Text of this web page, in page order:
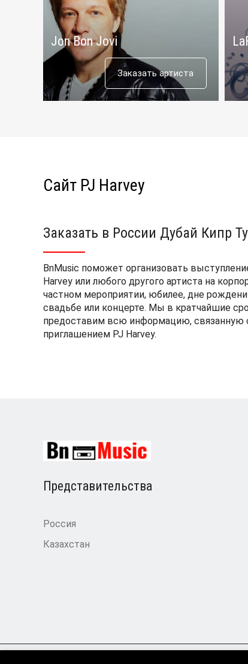
Jon Bon Jovi
Заказать артиста
Сайт PJ Harvey
Заказать в России Дубай Кипр
BnMusic поможет организовать
Harvey или любого другого артиста на
частном мероприятии, юбилее, дне
свадьбе или концерте. Мы в кратчайшие
предоставим всю информацию, связанную
приглашением PJ Harvey.
Представительства
Россия
Казахстан